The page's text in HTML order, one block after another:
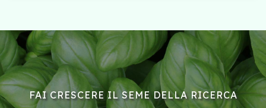
FAI CRESCERE IL SEME DELLA RICERCA